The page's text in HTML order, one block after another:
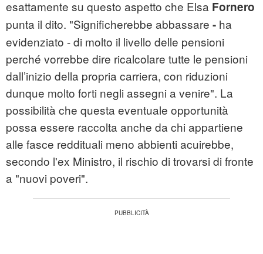
esattamente su questo aspetto che Elsa Fornero
punta il dito. "Significherebbe abbassare - ha
evidenziato - di molto il livello delle pensioni
perché vorrebbe dire ricalcolare tutte le pensioni
dall’inizio della propria carriera, con riduzioni
dunque molto forti negli assegni a venire". La
possibilità che questa eventuale opportunità
possa essere raccolta anche da chi appartiene
alle fasce reddituali meno abbienti acuirebbe,
secondo l'ex Ministro, il rischio di trovarsi di fronte
a "nuovi poveri".